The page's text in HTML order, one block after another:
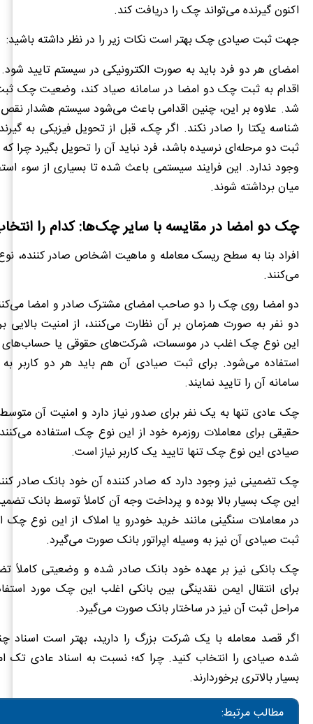
اکنون گیرنده می‌تواند چک را دریافت کند.
جهت ثبت صیادی چک بهتر است نکات زیر را در نظر داشته باشید:
امضای هر دو فرد باید به صورت الکترونیکی در سیستم تایید شود.
اقدام به ثبت چک دو امضا در سامانه صیاد کند، وضعیت چک
شد. علاوه بر این، چنین اقدامی باعث می‌شود سیستم هشدار نقص
شناسه یکتا را صادر نکند. اگر چک، قبل از تحویل فیزیکی به
ثبت دو مرحله‌ای نرسیده باشد، فرد نباید آن را تحویل بگیرد چرا
وجود ندارد. این فرایند سیستمی باعث شده تا بسیاری از سوء
میان برداشته شوند.
چک دو امضا در مقایسه با سایر چک‌ها: کدام را
افراد بنا به سطح ریسک معامله و ماهیت اشخاص صادر کننده،
می‌کنند.
دو امضا روی چک را دو صاحب امضای مشترک صادر و امضا
دو نفر به صورت همزمان بر آن نظارت می‌کنند، از امنیت بالایی
این نوع چک اغلب در موسسات، شرکت‌های حقوقی یا
استفاده می‌شود. برای ثبت صیادی آن هم باید هر دو کاربر
سامانه آن را تایید نمایند.
چک عادی تنها به یک نفر برای صدور نیاز دارد و امنیت آن
حقیقی برای معاملات روزمره خود از این نوع چک استفاده
صیادی این نوع چک تنها تایید یک کاربر نیاز است.
چک تضمینی نیز وجود دارد که صادر کننده آن خود بانک صادر
این چک بسیار بالا بوده و پرداخت وجه آن کاملاً توسط بانک
در معاملات سنگینی مانند خرید خودرو یا املاک از این نوع چک
ثبت صیادی آن نیز به وسیله اپراتور بانک صورت می‌گیرد.
چک بانکی نیز بر عهده خود بانک صادر شده و وضعیتی کاملاً
برای انتقال ایمن نقدینگی بین بانکی اغلب این چک مورد
مراحل ثبت آن نیز در ساختار بانک صورت می‌گیرد.
اگر قصد معامله با یک شرکت بزرگ را دارید، بهتر است اسناد
شده صیادی را انتخاب کنید. چرا که؛ نسبت به اسناد عادی تک
بسیار بالاتری برخوردارند.
مطالب مرتبط: